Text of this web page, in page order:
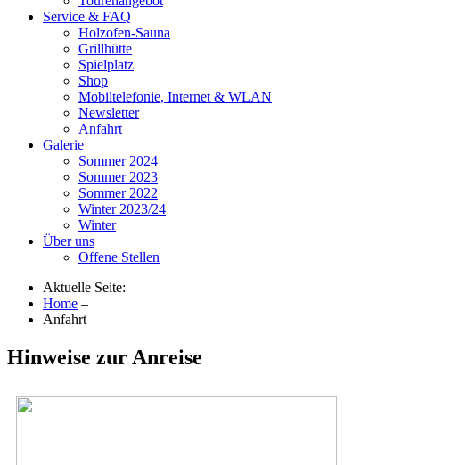
Service & FAQ
Holzofen-Sauna
Grillhütte
Spielplatz
Shop
Mobiltelefonie, Internet & WLAN
Newsletter
Anfahrt
Galerie
Sommer 2024
Sommer 2023
Sommer 2022
Winter 2023/24
Winter
Über uns
Offene Stellen
Aktuelle Seite:
Home –
Anfahrt
Hinweise zur Anreise